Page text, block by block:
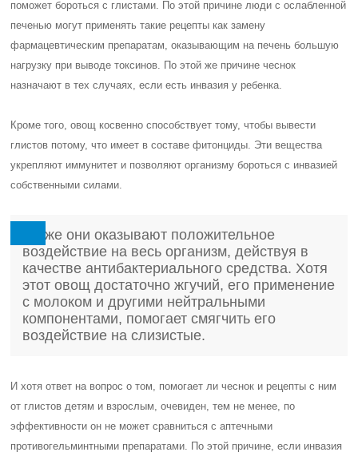
поможет бороться с глистами. По этой причине люди с ослабленной
печенью могут применять такие рецепты как замену
фармацевтическим препаратам, оказывающим на печень большую
нагрузку при выводе токсинов. По этой же причине чеснок
назначают в тех случаях, если есть инвазия у ребенка.
Кроме того, овощ косвенно способствует тому, чтобы вывести
глистов потому, что имеет в составе фитонциды. Эти вещества
укрепляют иммунитет и позволяют организму бороться с инвазией
собственными силами.
Также они оказывают положительное
воздействие на весь организм, действуя в
качестве антибактериального средства. Хотя
этот овощ достаточно жгучий, его применение
с молоком и другими нейтральными
компонентами, помогает смягчить его
воздействие на слизистые.
И хотя ответ на вопрос о том, помогает ли чеснок и рецепты с ним
от глистов детям и взрослым, очевиден, тем не менее, по
эффективности он не может сравниться с аптечными
противогельминтными препаратами. По этой причине, если инвазия